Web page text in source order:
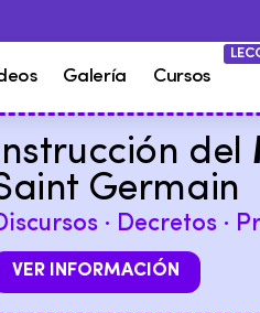
Galería Cursos
del
Germain
· Decretos ·
VER INFORMACIÓN